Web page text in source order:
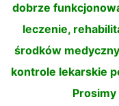
dobrze
leczenie,
środków
kontrole lekarskie